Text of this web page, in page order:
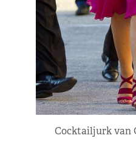
Cocktailjurk van